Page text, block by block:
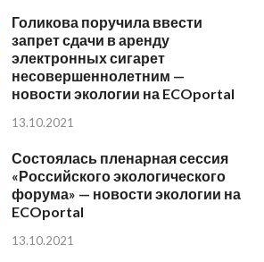
Голикова поручила ввести
запрет сдачи в аренду
электронных сигарет
несовершеннолетним —
новости экологии на ECOportal
13.10.2021
Состоялась пленарная сессия
«Российского экологического
форума» — новости экологии на
ECOportal
13.10.2021